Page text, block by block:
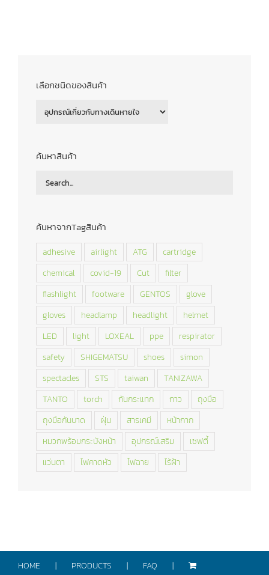
เลือกชนิดของสินค้า
ค้นหาสินค้า
ค้นหาจากTagสินค้า
adhesive airlight ATG
cartridge
chemical
covid-19 Cut
filter
flashlight
footware GENTOS
glove
gloves
headlamp headlight
helmet
LED
light LOXEAL ppe
respirator
safety
SHIGEMATSU shoes
simon
spectacles
STS taiwan
TANIZAWA
TANTO
torch กันกระแทก กาว
ถุงมือ
ถุงมือกันบาด
ฝุ่น สารเคมี
หน้ากาก
หมวกพร้อมกระบังหน้า
อุปกรณ์เสริม
เซฟตี้
แว่นตา
ไฟคาดหัว ไฟฉาย ไร้ฝ้า
HOME PRODUCTS FAQ